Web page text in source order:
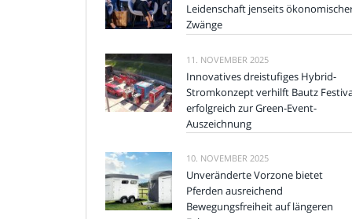
Leidenschaft jenseits
Zwänge
11. NOVEMBER 2025
Innovatives dreistufiges Hybrid-
Stromkonzept verhilft Bautz
erfolgreich zur Green-Event-
Auszeichnung
10. NOVEMBER 2025
Unveränderte Vorzone bietet
Pferden ausreichend
Bewegungsfreiheit auf längeren